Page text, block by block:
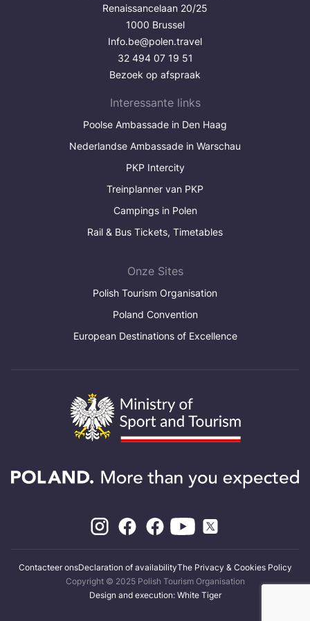
Renaissancelaan 20/25
1000 Brussel
Info.be@polen.travel
32 494 07 19 51
Bezoek op afspraak
Interessante links
Poolse Ambassade in Den Haag
Nederlandse Ambassade in Warschau
PKP Intercity
Treinplanner van PKP
Campings in Polen
Rail & Bus Tickets, Timetables
Onze Sites
Polish Tourism Organisation
Poland Convention
European Destinations of Excellence
Contacteer onsDeclaration of availabilityThe Privacy & Cookies Policy
Copyright © 2025 Polish Tourism Organisation
Design and execution: White Tiger